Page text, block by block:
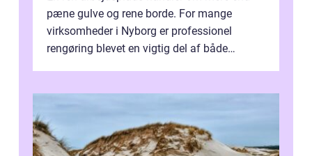
pæne gulve og rene borde. For mange
virksomheder i Nyborg er professionel
rengøring blevet en vigtig del af både